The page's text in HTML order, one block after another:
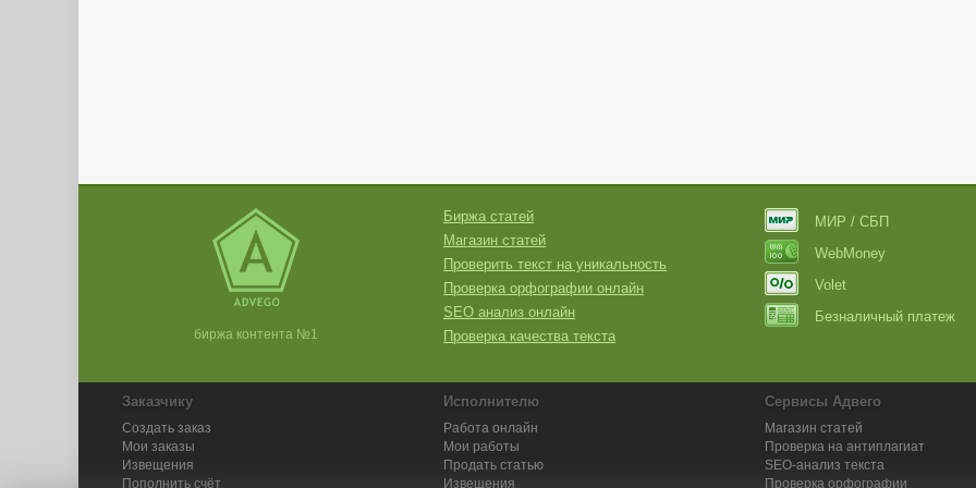
биржа контента №1
Биржа статей
Магазин статей
Проверить текст на уникальность
Проверка орфографии онлайн
SEO анализ онлайн
Проверка качества текста
МИР / СБП
WebMoney
Volet
Безналичный платеж
Заказчику
Создать заказ
Мои заказы
Извещения
Пополнить счёт
Исполнителю
Работа онлайн
Мои работы
Продать статью
Извещения
Сервисы Адвего
Магазин статей
Проверка на антиплагиат
SEO-анализ текста
Проверка орфографии